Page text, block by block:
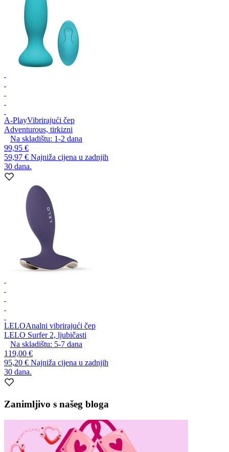
A-PlayVibrirajući čep
Adventurous, tirkizni
Na skladištu: 1-2 dana
99,95 €
59,97 € Najniža cijena u zadnjih
30 dana.
LELOAnalni vibrirajući čep
LELO Surfer 2, ljubičasti
Na skladištu: 5-7 dana
119,00 €
95,20 € Najniža cijena u zadnjih
30 dana.
Zanimljivo s našeg bloga